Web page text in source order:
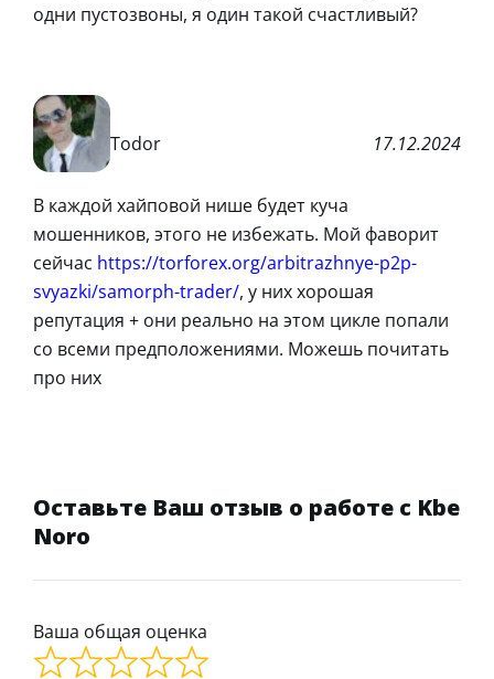
одни пустозвоны, я один такой счастливый?
Todor 17.12.2024
В каждой хайповой нише будет куча
мошенников, этого не избежать. Мой фаворит
сейчас https://torforex.org/arbitrazhnye-p2p-
svyazki/samorph-trader/, у них хорошая
репутация + они реально на этом цикле попали
со всеми предположениями. Можешь почитать
про них
Оставьте Ваш отзыв о работе с Kbe
Noro
Ваша общая оценка